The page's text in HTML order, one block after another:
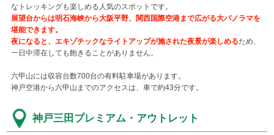
なトレッキングも楽しめる人気のスポットです。
展望台からは明石海峡から大阪平野、関西国際空港まで広がる大パノラマを
堪能できます。
夜になると、エキゾチックなライトアップが施された夜景が楽しめるため、
一日中滞在しても飽きることがありません。
六甲山には収容台数700台の有料駐車場があります。
神戸空港から六甲山までのアクセスは、車で約43分です。
神戸三田プレミアム・アウトレット